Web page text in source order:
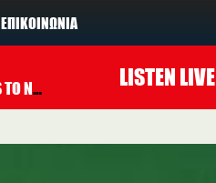
ΕΠΙΚΟΙΝΩΝΊΑ
KISS MUSIC NON STOP, ΜΕ 55 ΛΕΠΤΑ 90S TO NOW ΚΑΘΕ ΩΡΑ
22:00 - 00:00
LISTEN LIVE